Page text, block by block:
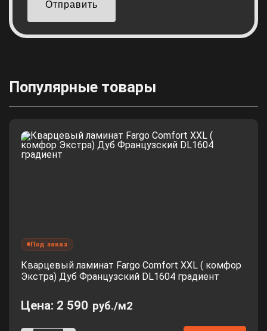
Отправить
Популярные товары
Под заказ
Кварцевый ламинат Fargo Comfort XXL ( комфор
Экстра) Дуб Французский DL1604 градиент
Цена: 2 590 руб./м2